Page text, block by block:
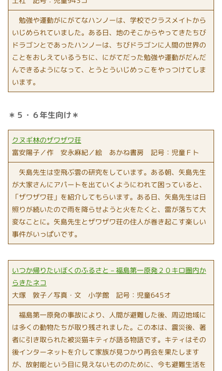
勉強や運動がにがてなハンノーは、学校でクラスメイトから
いじめられていました。ある日、地のそこからやってきたちび
ドラゴンとであったハンノーは、ちびドラゴンに人間の世界の
ことをおしえているうちに、にがてだった勉強や運動がだんだ
んできるようになって、とうとういじめっこをやっつけてしま
います。
＊５・６年生向け＊
クヌギ林のザワザワ荘
富安陽子／作 安永麻紀／絵 あかね書房 記号：児童Ｆト
矢島先生は空飛ぶ雲の研究をしています。ある朝、矢島先生
が大家さんにアパートを出ていくようにわれて困っていると、
「ザワザワ荘」を紹介してもらいます。ある日、矢島先生は日
照りが続いたので雨を降らせようと火をたくと、雷が落ちて大
変なことに。矢島先生とザワザワ荘の住人が巻き起こす楽しい
事件がいっぱいです。
いつか帰りたいぼくのふるさと－福島第一原発２０キロ圏内か
らきたネコ
大塚 敦子／写真・文 小学館 記号：児童645オ
福島第一原発の事故により、人間が避難した後、周辺地域に
は多くの動物たちが取り残されました。この本は、震災後、著
者に引き取られた被災猫キティが語る物語です。キティはその
後インターネットを介して家族が見つかり再会を果たします
が、放射能という目に見えないもののために、今も避難生活を